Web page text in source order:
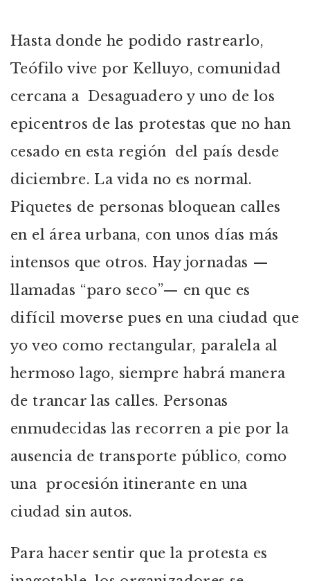
Hasta donde he podido rastrearlo,
Teófilo vive por Kelluyo, comunidad
cercana a Desaguadero y uno de los
epicentros de las protestas que no han
cesado en esta región del país desde
diciembre. La vida no es normal.
Piquetes de personas bloquean calles
en el área urbana, con unos días más
intensos que otros. Hay jornadas —
llamadas “paro seco”— en que es
difícil moverse pues en una ciudad que
yo veo como rectangular, paralela al
hermoso lago, siempre habrá manera
de trancar las calles. Personas
enmudecidas las recorren a pie por la
ausencia de transporte público, como
una procesión itinerante en una
ciudad sin autos.
Para hacer sentir que la protesta es